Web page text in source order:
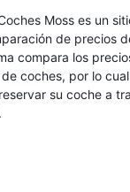
Moss es un
de precios
compara los
coches, por lo
su coche a